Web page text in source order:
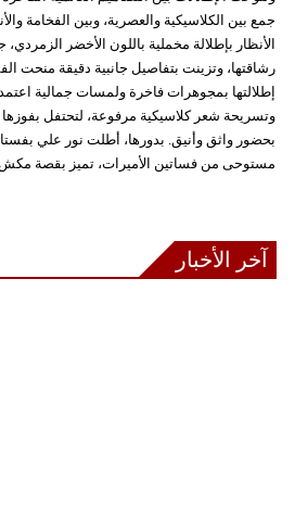
جمع بين الكلاسيكية والعصرية، وبين الفخامة
الأنظار بإطلالة مخملية باللون الأخضر
رشاقتها، وتزينت بتفاصيل جانبية دقيقة منحت
إطلالتها بمجوهرات فاخرة ولمسات جمالية
وتسريحة شعر كلاسيكية مرفوعة، لتحتفل
بحضور واثق وأنيق. بدورها، أطلت نور علي
مستوحى من فساتين الأميرات، تميز بقصة
آخر الأخبار